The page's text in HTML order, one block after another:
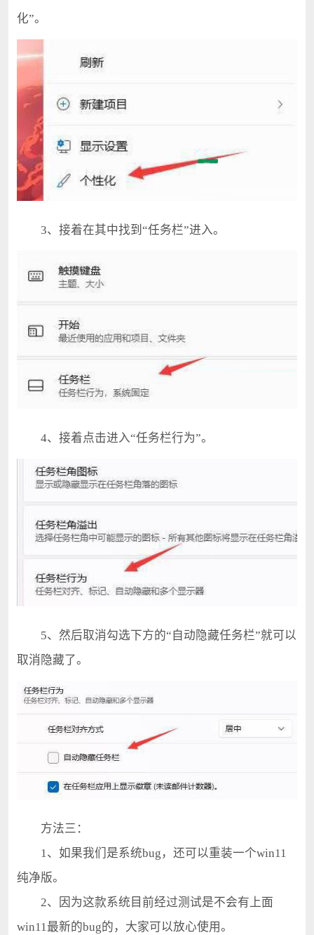
化”。
3、接着在其中找到“任务栏”进入。
4、接着点击进入“任务栏行为”。
5、然后取消勾选下方的“自动隐藏任务栏”就可以
取消隐藏了。
方法三：
1、如果我们是系统bug，还可以重装一个win11
纯净版。
2、因为这款系统目前经过测试是不会有上面
win11最新的bug的，大家可以放心使用。